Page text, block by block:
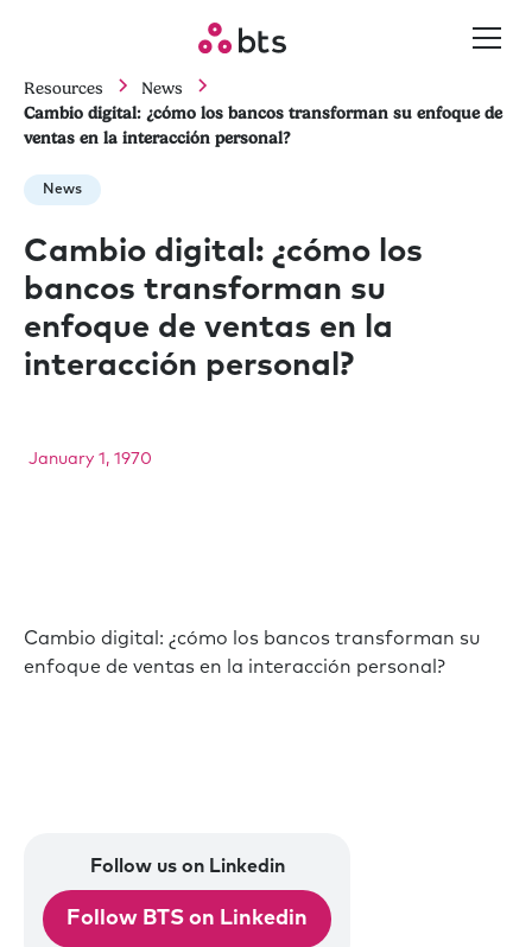
Resources
News
Cambio digital: ¿cómo los bancos transforman su enfoque de
ventas en la interacción personal?
News
Cambio digital: ¿cómo los
bancos transforman su
enfoque de ventas en la
interacción personal?
January 1, 1970
Follow us on Linkedin
Follow BTS on Linkedin
Cambio digital: ¿cómo los bancos transforman su
enfoque de ventas en la interacción personal?